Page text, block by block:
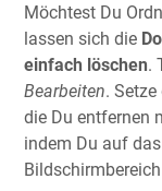
Möchtest Du
lassen sich die
einfach löschen.
Bearbeiten.
die Du entfernen
indem Du auf das